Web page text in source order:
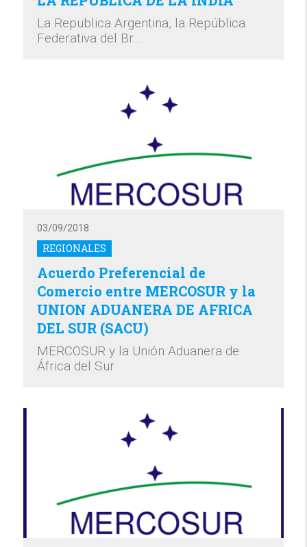
La Republica Argentina, la República
Federativa del Br…
REGIONALES
03/09/2018
Acuerdo Preferencial de
Comercio entre MERCOSUR y la
UNION ADUANERA DE AFRICA
DEL SUR (SACU)
MERCOSUR y la Unión Aduanera de
África del Sur